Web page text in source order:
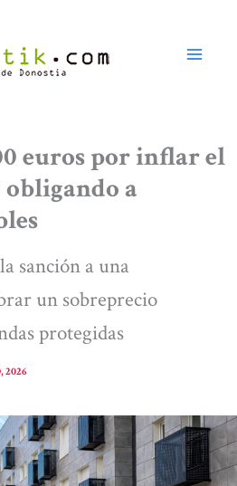
euros por inflar el
a
sanción a una
un sobreprecio
protegidas
2026